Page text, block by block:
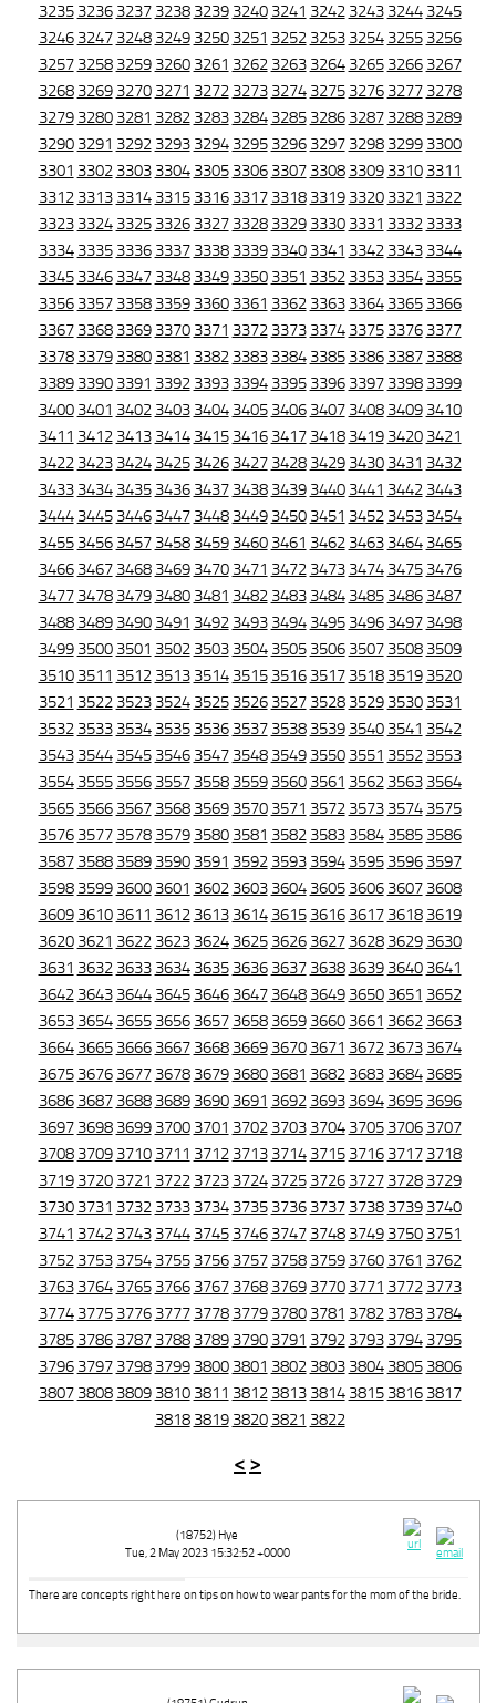
3235 3236 3237 3238 3239 3240 3241 3242 3243 3244 3245
3246 3247 3248 3249 3250 3251 3252 3253 3254 3255 3256
3257 3258 3259 3260 3261 3262 3263 3264 3265 3266 3267
3268 3269 3270 3271 3272 3273 3274 3275 3276 3277 3278
3279 3280 3281 3282 3283 3284 3285 3286 3287 3288 3289
3290 3291 3292 3293 3294 3295 3296 3297 3298 3299 3300
3301 3302 3303 3304 3305 3306 3307 3308 3309 3310 3311
3312 3313 3314 3315 3316 3317 3318 3319 3320 3321 3322
3323 3324 3325 3326 3327 3328 3329 3330 3331 3332 3333
3334 3335 3336 3337 3338 3339 3340 3341 3342 3343 3344
3345 3346 3347 3348 3349 3350 3351 3352 3353 3354 3355
3356 3357 3358 3359 3360 3361 3362 3363 3364 3365 3366
3367 3368 3369 3370 3371 3372 3373 3374 3375 3376 3377
3378 3379 3380 3381 3382 3383 3384 3385 3386 3387 3388
3389 3390 3391 3392 3393 3394 3395 3396 3397 3398 3399
3400 3401 3402 3403 3404 3405 3406 3407 3408 3409 3410
3411 3412 3413 3414 3415 3416 3417 3418 3419 3420 3421
3422 3423 3424 3425 3426 3427 3428 3429 3430 3431 3432
3433 3434 3435 3436 3437 3438 3439 3440 3441 3442 3443
3444 3445 3446 3447 3448 3449 3450 3451 3452 3453 3454
3455 3456 3457 3458 3459 3460 3461 3462 3463 3464 3465
3466 3467 3468 3469 3470 3471 3472 3473 3474 3475 3476
3477 3478 3479 3480 3481 3482 3483 3484 3485 3486 3487
3488 3489 3490 3491 3492 3493 3494 3495 3496 3497 3498
3499 3500 3501 3502 3503 3504 3505 3506 3507 3508 3509
3510 3511 3512 3513 3514 3515 3516 3517 3518 3519 3520
3521 3522 3523 3524 3525 3526 3527 3528 3529 3530 3531
3532 3533 3534 3535 3536 3537 3538 3539 3540 3541 3542
3543 3544 3545 3546 3547 3548 3549 3550 3551 3552 3553
3554 3555 3556 3557 3558 3559 3560 3561 3562 3563 3564
3565 3566 3567 3568 3569 3570 3571 3572 3573 3574 3575
3576 3577 3578 3579 3580 3581 3582 3583 3584 3585 3586
3587 3588 3589 3590 3591 3592 3593 3594 3595 3596 3597
3598 3599 3600 3601 3602 3603 3604 3605 3606 3607 3608
3609 3610 3611 3612 3613 3614 3615 3616 3617 3618 3619
3620 3621 3622 3623 3624 3625 3626 3627 3628 3629 3630
3631 3632 3633 3634 3635 3636 3637 3638 3639 3640 3641
3642 3643 3644 3645 3646 3647 3648 3649 3650 3651 3652
3653 3654 3655 3656 3657 3658 3659 3660 3661 3662 3663
3664 3665 3666 3667 3668 3669 3670 3671 3672 3673 3674
3675 3676 3677 3678 3679 3680 3681 3682 3683 3684 3685
3686 3687 3688 3689 3690 3691 3692 3693 3694 3695 3696
3697 3698 3699 3700 3701 3702 3703 3704 3705 3706 3707
3708 3709 3710 3711 3712 3713 3714 3715 3716 3717 3718
3719 3720 3721 3722 3723 3724 3725 3726 3727 3728 3729
3730 3731 3732 3733 3734 3735 3736 3737 3738 3739 3740
3741 3742 3743 3744 3745 3746 3747 3748 3749 3750 3751
3752 3753 3754 3755 3756 3757 3758 3759 3760 3761 3762
3763 3764 3765 3766 3767 3768 3769 3770 3771 3772 3773
3774 3775 3776 3777 3778 3779 3780 3781 3782 3783 3784
3785 3786 3787 3788 3789 3790 3791 3792 3793 3794 3795
3796 3797 3798 3799 3800 3801 3802 3803 3804 3805 3806
3807 3808 3809 3810 3811 3812 3813 3814 3815 3816 3817
3818 3819 3820 3821 3822
< >
(18752) Hye
Tue, 2 May 2023 15:32:52 +0000
There are concepts right here on tips on how to wear pants for the mom of the bride.